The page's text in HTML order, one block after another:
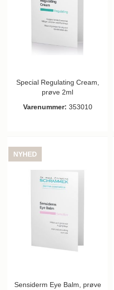
Special Regulating Cream,
prøve 2ml
Varenummer: 353010
NYHED
Sensiderm Eye Balm, prøve